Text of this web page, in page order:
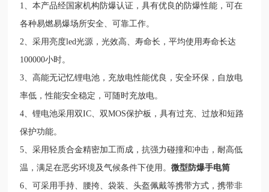
1
、本产品经国家机构防爆认证，具有优良的防爆性能，可在
各种易燃易爆场所安全、可靠工作。
2 、采用亮度led光源，光效高、寿命长，平均使用寿命长达
100000小时。
3 、高能无记忆锂电池，充放电性能优良，安全环保，自放电
率低，性能安全稳定，可随时充放电。
4 、锂电池采用双IC 、双MOS保护板，具有过充、过放和短路
保护功能。
5 、采用轻质合金精密加工而成，抗强力碰撞和冲击，耐高低
温，满足在恶劣环境及气候条件下使用。微型防爆手电筒
6 、可采用手持、腰挎、袋装、头盔佩戴等携带方式，携带非